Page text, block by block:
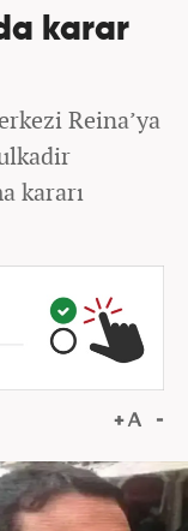
karar
Reina’ya
kararı